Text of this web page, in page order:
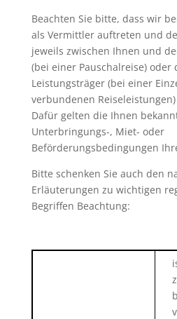
Beachten Sie bitte, dass wir
als Vermittler auftreten und
jeweils zwischen Ihnen und
(bei einer Pauschalreise) oder
Leistungsträger (bei einer
verbundenen
Dafür gelten die Ihnen
Unterbringungs-, Miet- oder
Beförderungsbedingungen
Bitte schenken Sie auch den
Erläuterungen zu wichtigen
Begriffen Beachtung: